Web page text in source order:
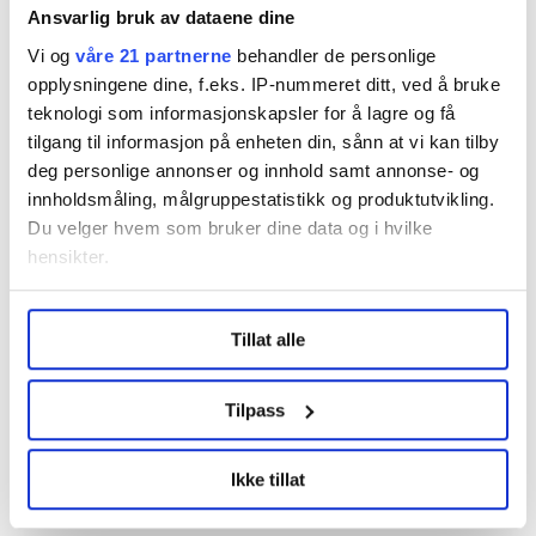
Ansvarlig bruk av dataene dine
Vi og våre 21 partnerne behandler de personlige
opplysningene dine, f.eks. IP-nummeret ditt, ved å bruke
teknologi som informasjonskapsler for å lagre og få
tilgang til informasjon på enheten din, sånn at vi kan tilby
deg personlige annonser og innhold samt annonse- og
innholdsmåling, målgruppestatistikk og produktutvikling.
Du velger hvem som bruker dine data og i hvilke
hensikter.
Undermer infokan du lese om hvordan dine personlige
data behandles og hvordan du kan velge hvordan de skal
brukes. Du kan hele tiden endre eller trekke tilbake ditt
samtykke fra erklæringen om informasjonskapsler.
LO Medias publikasjoner frifagbevegelse.no, hk-nytt.no
og fontene.no bruker informasjonskapsler (cookies) for å
lære hvordan våre nettsider blir brukt slik at vi tilby
Tillat alle
Tilpass
Ikke tillat
Håpefull
Julie Mathilde Bjerkem Oksås venter i spenning på hva
som kommer til å skje i årets hovedtariffoppgjør.
Da skal det forhandles om både lønn og pensjon for
omkring 8000 rådgivere tilknyttet LO Stat og YS Stats
hovedtariffavtaler.
– Som optimist har man det bedre mens man venter,
ler Julie, men har samtidig en seriøs tone:
– Jeg tror det kommer til å skje en gang, men det blir
spennende å se hvor mange runder som skal til.